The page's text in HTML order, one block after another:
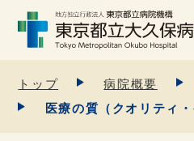
トップ 病院概要
医療の質（クオリティ